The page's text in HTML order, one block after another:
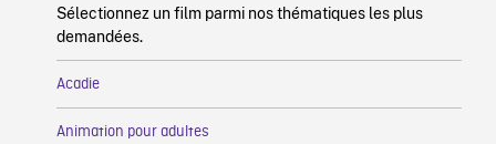
Sélectionnez un film parmi nos thématiques les plus
demandées.
Acadie
Animation pour adultes